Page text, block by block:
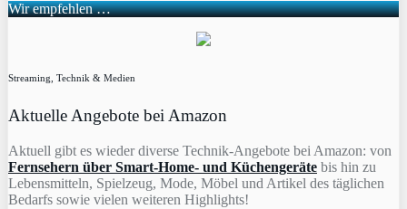
Wir empfehlen …
Streaming, Technik & Medien
Aktuelle Angebote bei Amazon
Aktuell gibt es wieder diverse Technik-Angebote bei Amazon: von
Fernsehern über Smart-Home- und Küchengeräte bis hin zu
Lebensmitteln, Spielzeug, Mode, Möbel und Artikel des täglichen
Bedarfs sowie vielen weiteren Highlights!